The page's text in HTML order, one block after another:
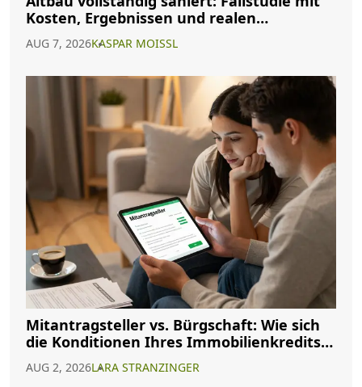
Kosten, Ergebnissen und realen
AUG 7, 2026KASPAR MOISSL
Mitantragsteller vs. Bürgschaft: Wie sich
die Konditionen Ihres Immobilienkredits
AUG 2, 2026LARA STRANZINGER